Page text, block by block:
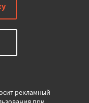
рекламный